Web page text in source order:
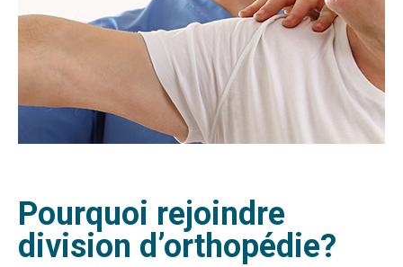
Pourquoi rejoindre
division d’orthopédie?